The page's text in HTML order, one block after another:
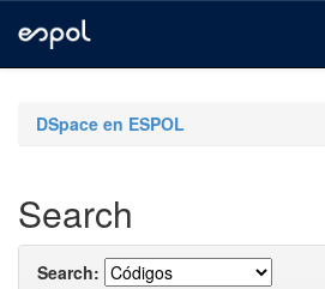
navigationDSpace en ESPOL
Search
Search: